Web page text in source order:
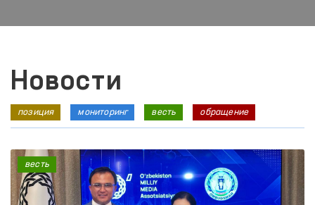
Новости
позиция мониторинг весть обращение
весть